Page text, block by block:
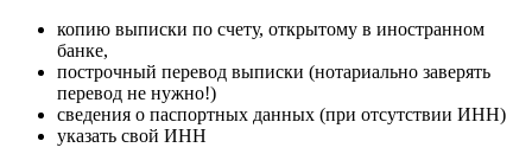
копию выписки по счету, открытому в иностранном
банке,
построчный перевод выписки (нотариально заверять
перевод не нужно!)
сведения о паспортных данных (при отсутствии ИНН)
указать свой ИНН